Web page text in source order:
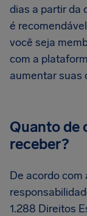
dias a partir da
é
você seja
com a
aumentar suas
Quanto de
receber?
De acordo com
1.288 Direitos